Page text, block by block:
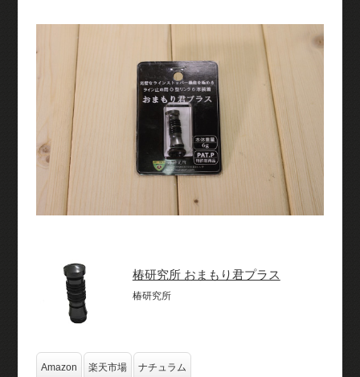
椿研究所 おまもり君プラス
椿研究所
Amazon 楽天市場 ナチュラム